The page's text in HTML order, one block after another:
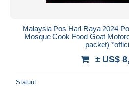
Malaysia Pos Hari Raya 2024
Mosque Cook Food Goat
packet)
± US$
Statuut